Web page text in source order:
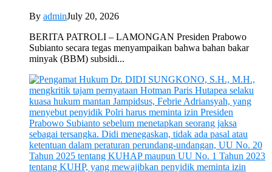
By adminJuly 20, 2026
BERITA PATROLI – LAMONGAN Presiden Prabowo
Subianto secara tegas menyampaikan bahwa bahan bakar
minyak (BBM) subsidi...